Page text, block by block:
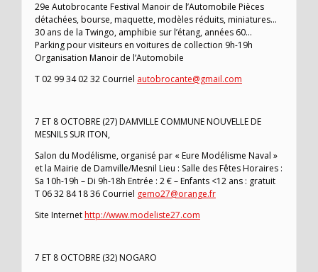
29e Autobrocante Festival Manoir de l’Automobile Pièces
détachées, bourse, maquette, modèles réduits, miniatures…
30 ans de la Twingo, amphibie sur l’étang, années 60…
Parking pour visiteurs en voitures de collection 9h-19h
Organisation Manoir de l’Automobile
T 02 99 34 02 32 Courriel autobrocante@gmail.com
7 ET 8 OCTOBRE (27) DAMVILLE COMMUNE NOUVELLE DE
MESNILS SUR ITON,
Salon du Modélisme, organisé par « Eure Modélisme Naval »
et la Mairie de Damville/Mesnil Lieu : Salle des Fêtes Horaires :
Sa 10h-19h – Di 9h-18h Entrée : 2 € – Enfants <12 ans : gratuit
T 06 32 84 18 36 Courriel gemo27@orange.fr
Site Internethttp://www.modeliste27.com
7 ET 8 OCTOBRE (32) NOGARO